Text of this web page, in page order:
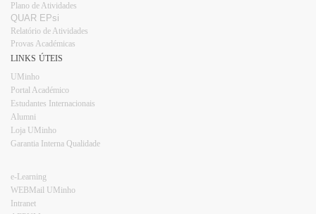
Plano d​e Atividades
QUAR EPsi
Relatório de Atividades
Provas Académicas
LINKS ÚTEIS
UMinho
Portal Académico
Estudantes Internacionais​​
Alumni
Loja UMinho​
Garantia Interna Qualidade
e-Learning
WEBMail UMinho
Intranet